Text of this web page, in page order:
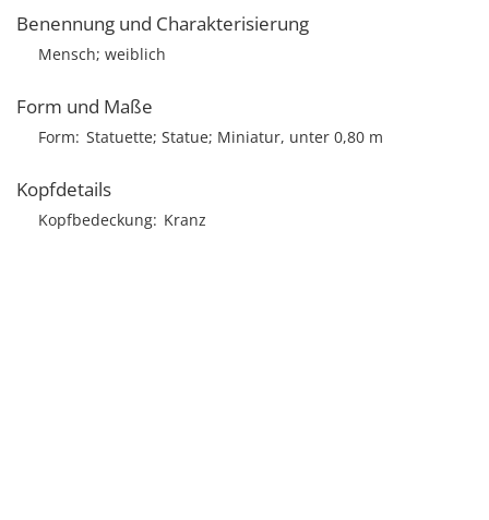
Benennung und Charakterisierung
Mensch; weiblich
Form und Maße
Form Statuette; Statue; Miniatur, unter 0,80 m
Kopfdetails
Kopfbedeckung Kranz